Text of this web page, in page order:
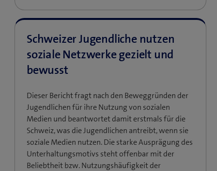
Schweizer Jugendliche nutzen
soziale Netzwerke gezielt und
bewusst
Dieser Bericht fragt nach den Beweggründen der
Jugendlichen für ihre Nutzung von sozialen
Medien und beantwortet damit erstmals für die
Schweiz, was die Jugendlichen antreibt, wenn sie
soziale Medien nutzen. Die starke Ausprägung des
Unterhaltungsmotivs steht offenbar mit der
Beliebtheit bzw. Nutzungshäufigkeit der